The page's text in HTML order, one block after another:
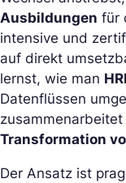
Ausbildungen für
intensive und
auf direkt
lernst, wie man
Datenflüssen
Transformation
Der Ansatz ist